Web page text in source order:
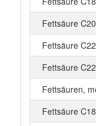
Fettsäure
Fettsäure
Fettsäure
Fettsäuren,
Fettsäure